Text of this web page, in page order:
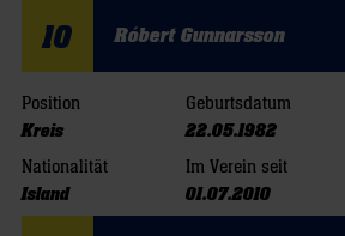
10 Róbert Gunnarsson
Position
Kreis
Geburtsdatum
22.05.1982
Nationalität
Island
Im Verein seit
01.07.2010